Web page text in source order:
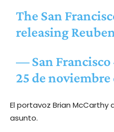
The San
releasing
— San Francisco
25 de noviembre
El portavoz Brian McCarthy
asunto.